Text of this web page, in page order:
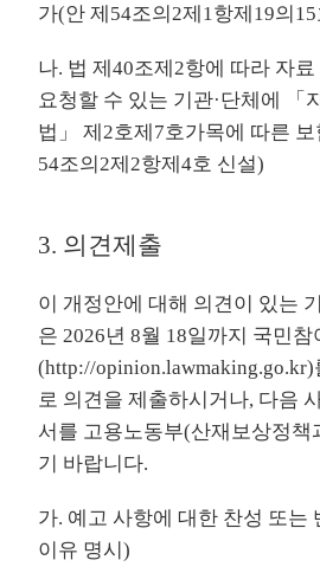
가(안 제54조의2제1항제19의
나. 법 제40조제2항에 따라 자
요청할 수 있는 기관·단체에 「
법」 제2호제7호가목에 따른
54조의2제2항제4호 신설)
3. 의견제출
이 개정안에 대해 의견이 있는
은 2026년 8월 18일까지 국민참
(http://opinion.lawmaking.go.kr)
로 의견을 제출하시거나, 다음
서를 고용노동부(산재보상정책
기 바랍니다.
가. 예고 사항에 대한 찬성 또는
이유 명시)